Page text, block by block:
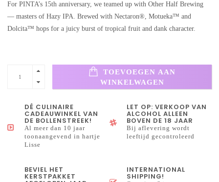
For PINTA’s 15th anniversary, we teamed up with Other Half Brewing
— masters of Hazy IPA. Brewed with Nectaron®, Motueka™ and
Dolcita™ hops for a juicy burst of tropical fruit and dank character.
TOEVOEGEN AAN
WINKELWAGEN
DÉ CULINAIRE
CADEAUWINKEL VAN
DE BOLLENSTREEK!
Al meer dan 10 jaar
toonaangevend in hartje
Lisse
LET OP: VERKOOP VAN
ALCOHOL ALLEEN
BOVEN DE 18 JAAR
Bij aflevering wordt
leeftijd gecontroleerd
BEVIEL HET
KERSTPAKKET
INTERNATIONAL
SHIPPING!